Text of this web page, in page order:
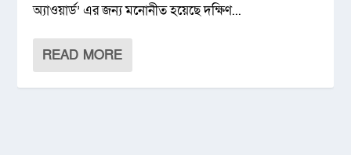
অ্যাওয়ার্ড’ এর জন্য মনোনীত হয়েছে দক্ষিণ...
READ MORE